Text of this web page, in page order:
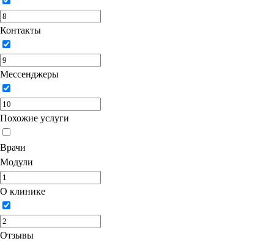
Контакты
Мессенджеры
Похожие услуги
Врачи
Модули
О клинике
Отзывы